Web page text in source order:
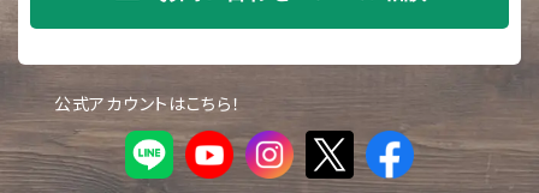
公式アカウントはこちら！